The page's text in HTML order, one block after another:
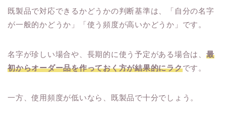
既製品で対応できるかどうかの判断基準は、「自分の名字
が一般的かどうか」「使う頻度が高いかどうか」です。
名字が珍しい場合や、長期的に使う予定がある場合は、 最
初からオーダー品を作っておく方が結果的にラクです。
一方、使用頻度が低いなら、既製品で十分でしょう。